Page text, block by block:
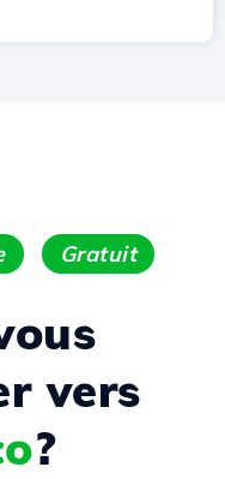
Gratuit
vers
?